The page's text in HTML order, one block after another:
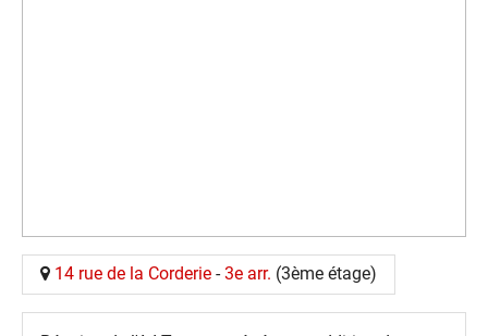
14 rue de la Corderie -3e arr. (3ème étage)